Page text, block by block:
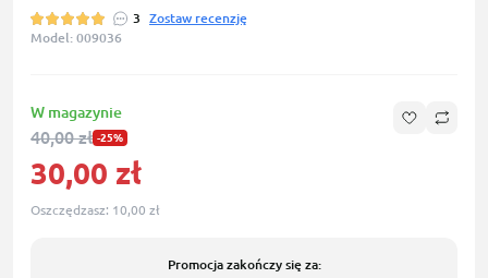
3
Zostaw recenzję
Model: 009036
W magazynie
40,00 zł -25%
30,00 zł
Oszczędzasz: 10,00 zł
Promocja zakończy się za: